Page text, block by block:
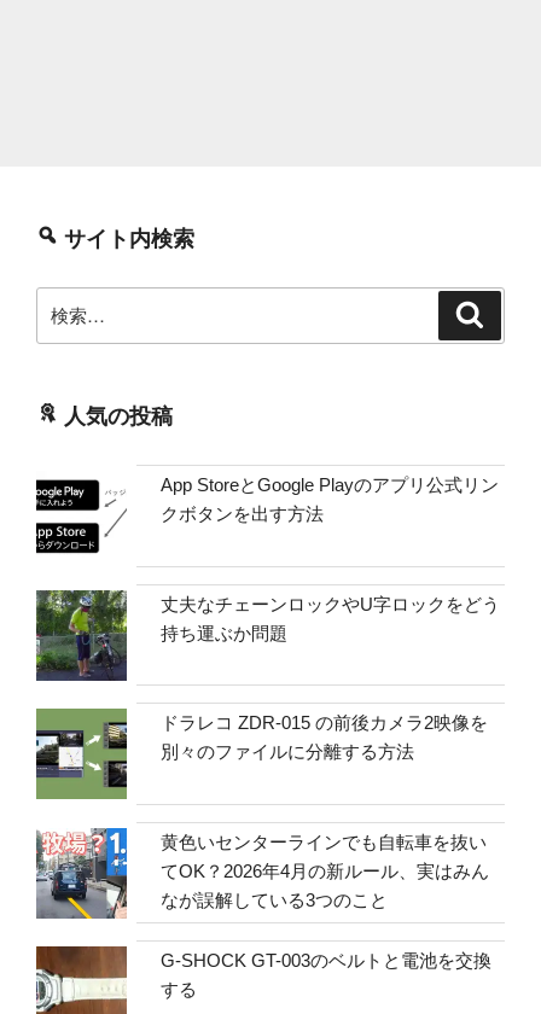
サイト内検索
索:
人気の投稿
App StoreとGoogle Playのアプリ公式リン
クボタンを出す方法
丈夫なチェーンロックやU字ロックをどう
持ち運ぶか問題
ドラレコ ZDR-015 の前後カメラ2映像を
別々のファイルに分離する方法
黄色いセンターラインでも自転車を抜い
てOK？2026年4月の新ルール、実はみん
なが誤解している3つのこと
G-SHOCK GT-003のベルトと電池を交換
する